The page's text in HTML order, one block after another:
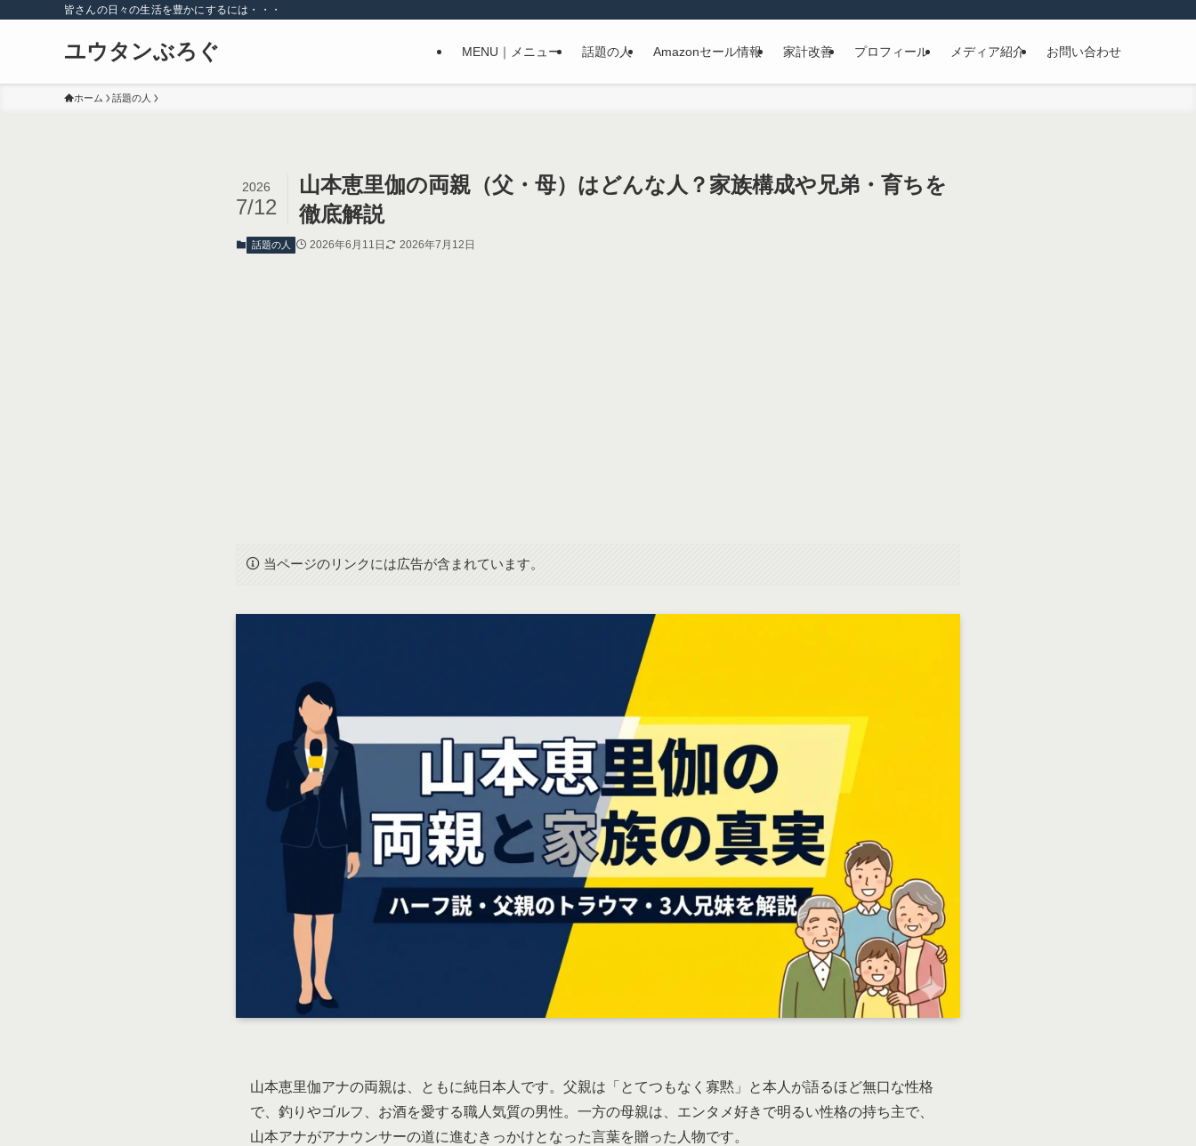
皆さんの日々の生活を豊かにするには・・・
ユウタンぶろぐ MENU｜メニュー 話題の人 Amazonセール情報 家計改善 プロフィール メディア紹介 お問い合わせ
ホーム 話題の人
山本恵里伽の両親（父・母）はどんな人？家族構成や兄弟・育ちを
徹底解説
2026
7/12
話題の人 2026年6月11日 2026年7月12日
当ページのリンクには広告が含まれています。
山本恵里伽アナの両親は、ともに純日本人です。父親は「とてつもなく寡黙」と本人が語るほど無口な性格
で、釣りやゴルフ、お酒を愛する職人気質の男性。一方の母親は、エンタメ好きで明るい性格の持ち主で、
山本アナがアナウンサーの道に進むきっかけとなった言葉を贈った人物です。